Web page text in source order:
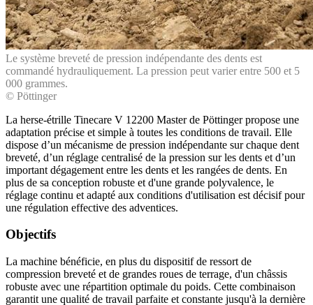
Le système breveté de pression indépendante des dents est
commandé hydrauliquement. La pression peut varier entre 500 et 5
000 grammes.
© Pöttinger
La herse-étrille Tinecare V 12200 Master de Pöttinger propose une
adaptation précise et simple à toutes les conditions de travail. Elle
dispose d’un mécanisme de pression indépendante sur chaque dent
breveté, d’un réglage centralisé de la pression sur les dents et d’un
important dégagement entre les dents et les rangées de dents. En
plus de sa conception robuste et d'une grande polyvalence, le
réglage continu et adapté aux conditions d'utilisation est décisif pour
une régulation effective des adventices.
Objectifs
La machine bénéficie, en plus du dispositif de ressort de
compression breveté et de grandes roues de terrage, d'un châssis
robuste avec une répartition optimale du poids. Cette combinaison
garantit une qualité de travail parfaite et constante jusqu'à la dernière